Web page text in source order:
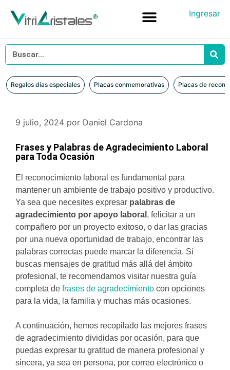
Ingresar
Regalos días especiales Placas conmemorativas Placas de
9 julio, 2024 por Daniel Cardona
Frases y Palabras de Agradecimiento Laboral
para Toda Ocasión
El reconocimiento laboral es fundamental para
mantener un ambiente de trabajo positivo y productivo.
Ya sea que necesites expresar palabras de
agradecimiento por apoyo laboral , felicitar a un
compañero por un proyecto exitoso, o dar las gracias
por una nueva oportunidad de trabajo, encontrar las
palabras correctas puede marcar la diferencia. Si
buscas mensajes de gratitud más allá del ámbito
profesional, te recomendamos visitar nuestra guía
completa de frases de agradecimiento con opciones
para la vida, la familia y muchas más ocasiones.
A continuación, hemos recopilado las mejores frases
de agradecimiento divididas por ocasión, para que
puedas expresar tu gratitud de manera profesional y
sincera, ya sea en persona, por correo electrónico o